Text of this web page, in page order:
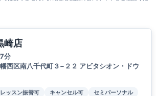
崎店
分
西区南八千代町３−２２ アビタシオン・ドウ
レッスン振替可 キャンセル可
セミパーソナル